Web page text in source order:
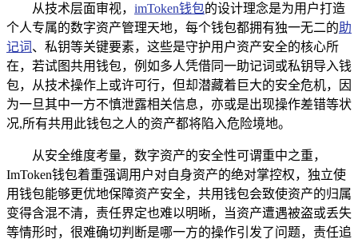
从技术层面审视， imToken钱包的设计理念是为用户打造
个人专属的数字资产管理天地，每个钱包都拥有独一无二的助
记词 、私钥等关键要素，这些是守护用户资产安全的核心所
在，若试图共用钱包，例如多人凭借同一助记词或私钥导入钱
包，从技术操作上或许可行，但却潜藏着巨大的安全危机，因
为一旦其中一方不慎泄露相关信息，亦或是出现操作差错等状
况,所有共用此钱包之人的资产都将陷入危险境地。
从安全维度考量，数字资产的安全性可谓重中之重，
ImToken钱包着重强调用户对自身资产的绝对掌控权，独立使
用钱包能够更优地保障资产安全，共用钱包会致使资产的归属
变得含混不清，责任界定也难以明晰，当资产遭遇被盗或丢失
等情形时，很难确切判断是哪一方的操作引发了问题，责任追